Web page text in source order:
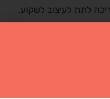
לתת לעיצוב לשקוע.